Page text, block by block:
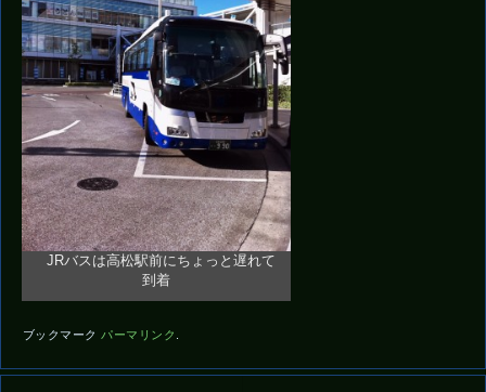
JRバスは高松駅前にちょっと遅れて
到着
ブックマーク パーマリンク